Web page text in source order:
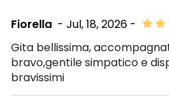
- Jul, 18, 2026 -
Fiorella
Gita bellissima,
bravo,gentile simpatico e
bravissimi